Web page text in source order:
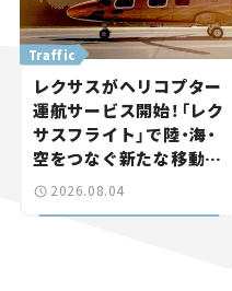
レクサスがヘリコプター
運航サービス開始！「レク
サスフライト」で陸・海・
空をつなぐ新たな移動体
験とは
Traffic
2026.08.04